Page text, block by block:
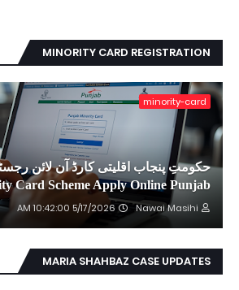
MINORITY CARD REGISTRATION
minority-card
Card Scheme Apply Online Punjab
Nawai Masihi
5/17/2026 10:42:00 AM
MARIA SHAHBAZ CASE UPDATES